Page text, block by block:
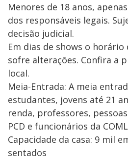
Menores de 18 anos,
dos responsáveis legais.
decisão judicial.
Em dias de shows o
sofre alterações. Confira a
local.
Meia-Entrada: A meia
estudantes, jovens até 21
renda, professores,
PCD e funcionários da
Capacidade da casa: 9 mil
sentados